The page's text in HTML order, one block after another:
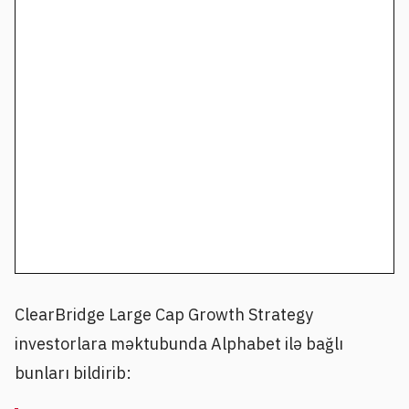
ClearBridge Large Cap Growth Strategy
investorlara məktubunda Alphabet ilə bağlı
bunları bildirib: